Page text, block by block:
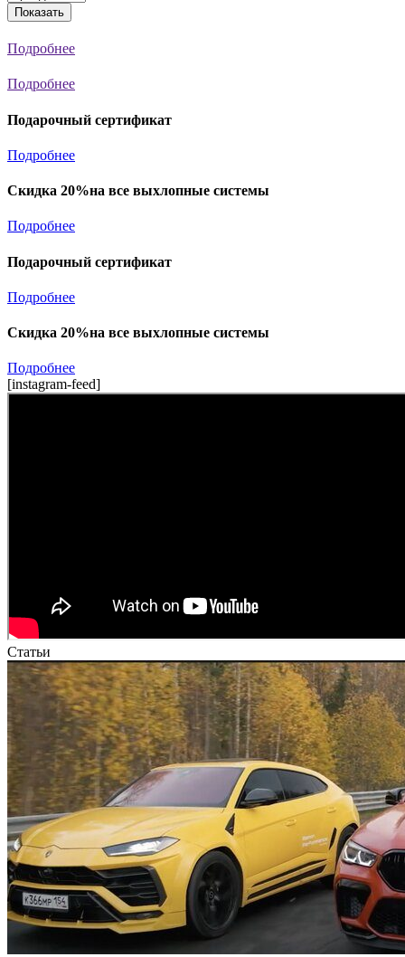
Показать
Подробнее
Подробнее
Подарочный сертификат
Подробнее
Скидка 20%на все выхлопные системы
Подробнее
Подарочный сертификат
Подробнее
Скидка 20%на все выхлопные системы
Подробнее
[instagram-feed]
Статьи